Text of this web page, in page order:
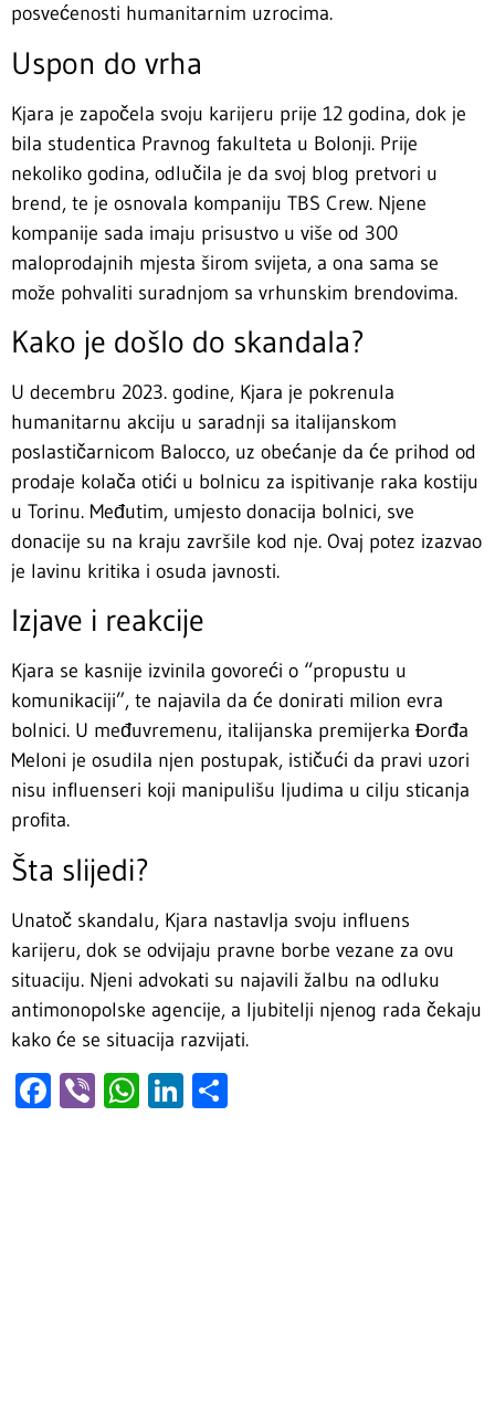
posvećenosti humanitarnim uzrocima.
Uspon do vrha
Kjara je započela svoju karijeru prije 12 godina, dok je
bila studentica Pravnog fakulteta u Bolonji. Prije
nekoliko godina, odlučila je da svoj blog pretvori u
brend, te je osnovala kompaniju TBS Crew. Njene
kompanije sada imaju prisustvo u više od 300
maloprodajnih mjesta širom svijeta, a ona sama se
može pohvaliti suradnjom sa vrhunskim brendovima.
Kako je došlo do skandala?
U decembru 2023. godine, Kjara je pokrenula
humanitarnu akciju u saradnji sa italijanskom
poslastičarnicom Balocco, uz obećanje da će prihod od
prodaje kolača otići u bolnicu za ispitivanje raka kostiju
u Torinu. Međutim, umjesto donacija bolnici, sve
donacije su na kraju završile kod nje. Ovaj potez izazvao
je lavinu kritika i osuda javnosti.
Izjave i reakcije
Kjara se kasnije izvinila govoreći o “propustu u
komunikaciji”, te najavila da će donirati milion evra
bolnici. U međuvremenu, italijanska premijerka Đorđa
Meloni je osudila njen postupak, ističući da pravi uzori
nisu influenseri koji manipulišu ljudima u cilju sticanja
profita.
Šta slijedi?
Unatoč skandalu, Kjara nastavlja svoju influens
karijeru, dok se odvijaju pravne borbe vezane za ovu
situaciju. Njeni advokati su najavili žalbu na odluku
antimonopolske agencije, a ljubitelji njenog rada čekaju
kako će se situacija razvijati.
Facebook
ViberWhatsApp
LinkedIn